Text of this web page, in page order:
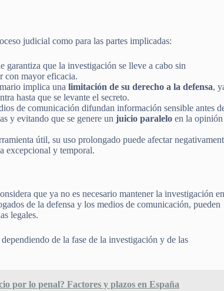
judicial como para las partes implicadas:
garantiza que la investigación se lleve a cabo sin
con mayor eficacia.
implica una limitación de su derecho a la defensa,
hasta que se levante el secreto.
de comunicación difundan información sensible antes
y evitando que se genere un juicio paralelo en la opinión
útil, su uso prolongado puede afectar
excepcional y temporal.
que ya no es necesario mantener la investigación en
de la defensa y los medios de comunicación, pueden
legales.
de la fase de la investigación y de las
por lo penal? Factores y plazos en España